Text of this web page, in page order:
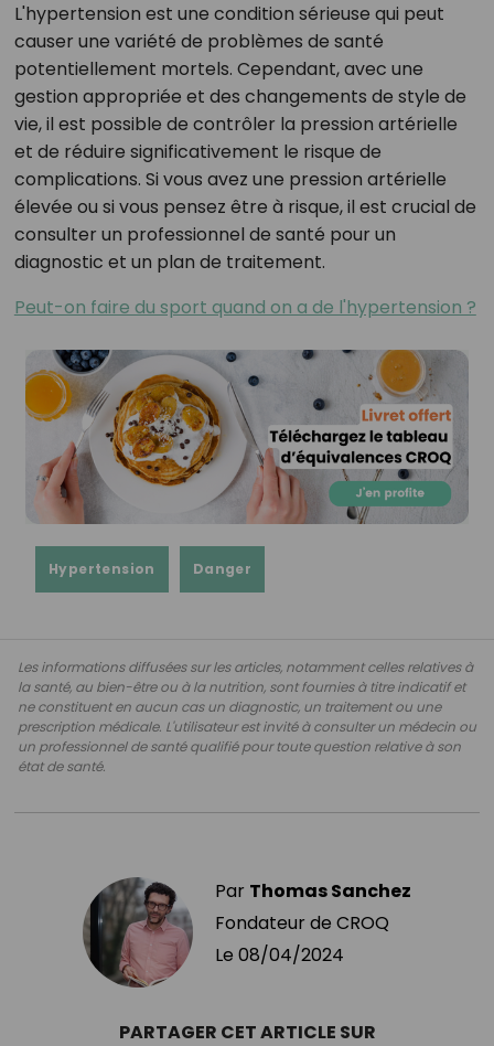
L'hypertension est une condition sérieuse qui peut
causer une variété de problèmes de santé
potentiellement mortels. Cependant, avec une
gestion appropriée et des changements de style de
vie, il est possible de contrôler la pression artérielle
et de réduire significativement le risque de
complications. Si vous avez une pression artérielle
élevée ou si vous pensez être à risque, il est crucial de
consulter un professionnel de santé pour un
diagnostic et un plan de traitement.
Peut-on faire du sport quand on a de l'hypertension ?
Hypertension Danger
Les informations diffusées sur les articles, notamment celles relatives à
la santé, au bien-être ou à la nutrition, sont fournies à titre indicatif et
ne constituent en aucun cas un diagnostic, un traitement ou une
prescription médicale. L'utilisateur est invité à consulter un médecin ou
un professionnel de santé qualifié pour toute question relative à son
état de santé.
Par Thomas Sanchez
Fondateur de CROQ
Le 08/04/2024
PARTAGER CET ARTICLE SUR